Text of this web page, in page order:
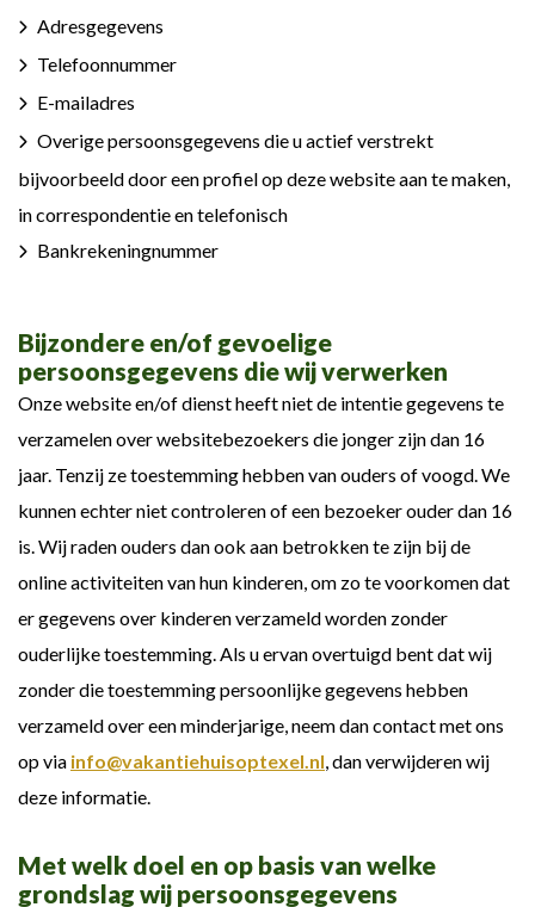
Adresgegevens
Telefoonnummer
E-mailadres
Overige persoonsgegevens die u actief verstrekt
bijvoorbeeld door een profiel op deze website aan te maken,
in correspondentie en telefonisch
Bankrekeningnummer
Bijzondere en/of gevoelige
persoonsgegevens die wij verwerken
Onze website en/of dienst heeft niet de intentie gegevens te
verzamelen over websitebezoekers die jonger zijn dan 16
jaar. Tenzij ze toestemming hebben van ouders of voogd. We
kunnen echter niet controleren of een bezoeker ouder dan 16
is. Wij raden ouders dan ook aan betrokken te zijn bij de
online activiteiten van hun kinderen, om zo te voorkomen dat
er gegevens over kinderen verzameld worden zonder
ouderlijke toestemming. Als u ervan overtuigd bent dat wij
zonder die toestemming persoonlijke gegevens hebben
verzameld over een minderjarige, neem dan contact met ons
op via info@vakantiehuisoptexel.nl, dan verwijderen wij
deze informatie.
Met welk doel en op basis van welke
grondslag wij persoonsgegevens